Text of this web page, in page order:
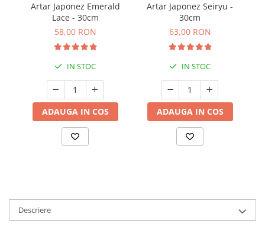
Artar Japonez Emerald
Lace - 30cm
58,00 RON
IN STOC
ADAUGA IN COS
Artar Japonez Seiryu -
30cm
63,00 RON
IN STOC
ADAUGA IN COS
Descriere